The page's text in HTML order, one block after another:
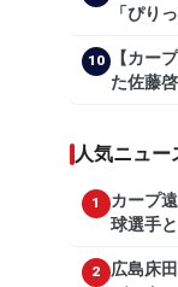
「ぴり
10
【カー
た佐藤
人気ニュー
1
カープ
球選手
2
広島床